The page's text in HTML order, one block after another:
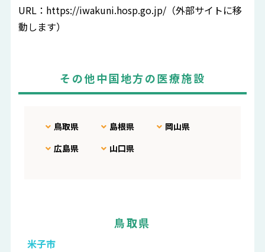
URL： https://iwakuni.hosp.go.jp/ （外部サイトに移
動します）
その他中国地方の医療施設
鳥取県 島根県
岡山県
広島県
山口県
鳥取県
米子市